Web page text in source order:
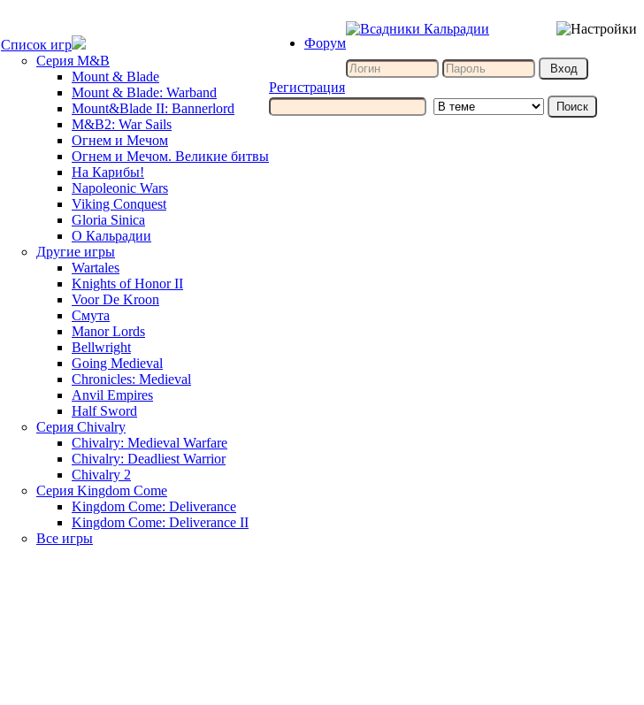
Список игр
Серия M&B
Mount & Blade
Mount & Blade: Warband
Mount&Blade II: Bannerlord
M&B2: War Sails
Огнем и Мечом
Огнем и Мечом. Великие битвы
На Карибы!
Napoleonic Wars
Viking Conquest
Gloria Sinica
О Кальрадии
Другие игры
Wartales
Knights of Honor II
Voor De Kroon
Смута
Manor Lords
Bellwright
Going Medieval
Chronicles: Medieval
Anvil Empires
Half Sword
Серия Chivalry
Chivalry: Medieval Warfare
Chivalry: Deadliest Warrior
Chivalry 2
Серия Kingdom Come
Kingdom Come: Deliverance
Kingdom Come: Deliverance II
Все игры
Форум
Регистрация